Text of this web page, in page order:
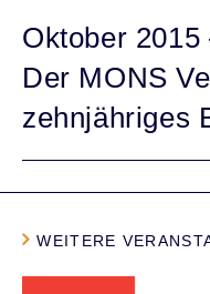
Oktober 2015
Der MONS
zehnjähriges
WEITERE